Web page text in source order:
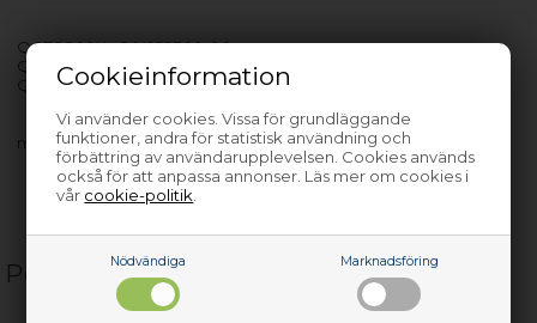
Cookieinformation
Vi använder cookies. Vissa för grundläggande
funktioner, andra för statistisk användning och
förbättring av användarupplevelsen. Cookies används
också för att anpassa annonser. Läs mer om cookies i
vår cookie-politik
Nödvändiga Marknadsföring
QCE8800X - 944182300-00
QCE8800X - 944182300-01
QCE8800X - 944182338-00
med flera…
Populära relaterade produkter